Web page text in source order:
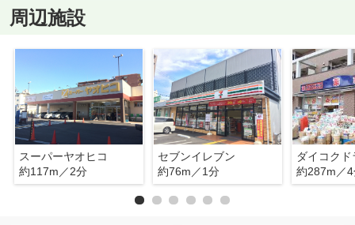
周辺施設
スーパーヤオヒコ
約117m／2分
セブンイレブン
約76m／1分
ダイコクド
約287m／